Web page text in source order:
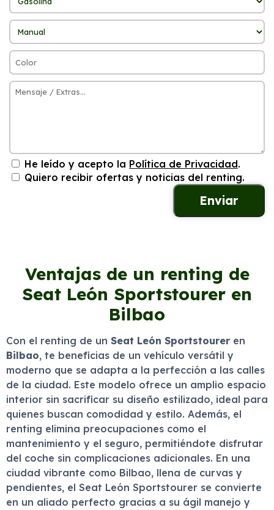
He leído y acepto la Política de Privacidad.
Quiero recibir ofertas y noticias del renting.
Ventajas de un renting de
Seat León Sportstourer en
Bilbao
Con el renting de un Seat León Sportstourer en
Bilbao, te beneficias de un vehículo versátil y
moderno que se adapta a la perfección a las calles
de la ciudad. Este modelo ofrece un amplio espacio
interior sin sacrificar su diseño estilizado, ideal para
quienes buscan comodidad y estilo. Además, el
renting elimina preocupaciones como el
mantenimiento y el seguro, permitiéndote disfrutar
del coche sin complicaciones adicionales. En una
ciudad vibrante como Bilbao, llena de curvas y
pendientes, el Seat León Sportstourer se convierte
en un aliado perfecto gracias a su ágil manejo y